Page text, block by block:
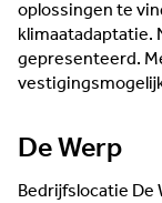
oplossingen te
klimaatadaptatie.
gepresenteerd.
De Werp
Bedrijfslocatie De